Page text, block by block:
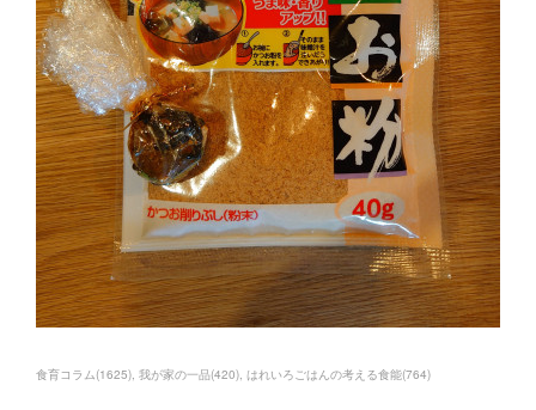
食育コラム(1625) 我が家の一品(420) はれいろごはんの考える食能(764)